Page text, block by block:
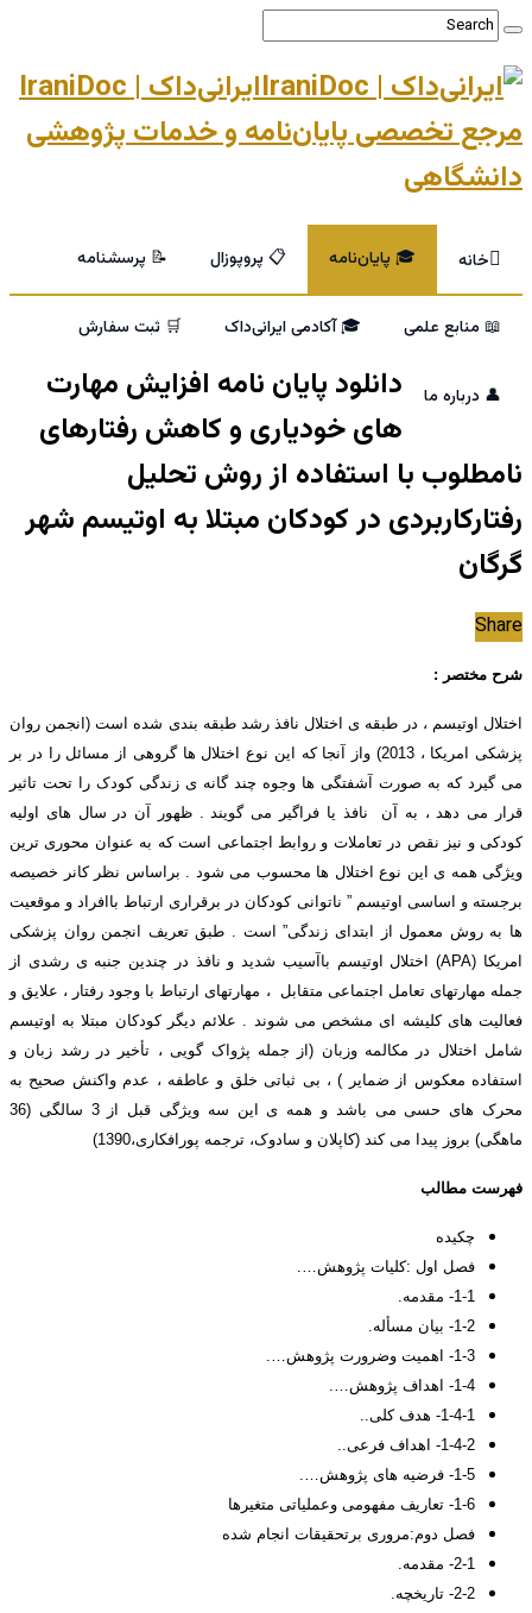
ایرانی‌داک | IraniDoc
مرجع تخصصی پایان‌نامه و خدمات پژوهشی
دانشگاهی
خانه 🎓 پایان‌نامه 📋 پروپوزال 📝 پرسشنامه
📖 منابع علمی 🎓 آکادمی ایرانی‌داک 🛒 ثبت سفارش
👤 درباره ما
دانلود پایان نامه افزایش مهارت
های خودیاری و کاهش رفتارهای
نامطلوب با استفاده از روش تحلیل
رفتارکاربردی در کودکان مبتلا به اوتیسم شهر
گرگان
Share
شرح مختصر :
اختلال اوتیسم ، در طبقه ی اختلال نافذ رشد طبقه بندی شده است (انجمن روان
پزشکی امریکا ، 2013) واز آنجا که این نوع اختلال ها گروهی از مسائل را در بر
می گیرد که به صورت آشفتگی ها وجوه چند گانه ی زندگی کودک را تحت تاثیر
قرار می دهد ، به آن نافذ یا فراگیر می گویند . ظهور آن در سال های اولیه
کودکی و نیز نقص در تعاملات و روابط اجتماعی است که به عنوان محوری ترین
ویژگی همه ی این نوع اختلال ها محسوب می شود . براساس نظر کانر خصیصه
برجسته و اساسی اوتیسم ” ناتوانی کودکان در برقراری ارتباط باافراد و موقعیت
ها به روش معمول از ابتدای زندگی” است . طبق تعریف انجمن روان پزشکی
امریکا (APA) اختلال اوتیسم باآسیب شدید و نافذ در چندین جنبه ی رشدی از
جمله مهارتهای تعامل اجتماعی متقابل ، مهارتهای ارتباط با وجود رفتار ، علایق و
فعالیت های کلیشه ای مشخص می شوند . علائم دیگر کودکان مبتلا به اوتیسم
شامل اختلال در مکالمه وزبان (از جمله پژواک گویی ، تأخیر در رشد زبان و
استفاده معکوس از ضمایر ) ، بی ثباتی خلق و عاطفه ، عدم واکنش صحیح به
محرک های حسی می باشد و همه ی این سه ویژگی قبل از 3 سالگی (36
ماهگی) بروز پیدا می کند (کاپلان و سادوک، ترجمه پورافکاری،1390)
فهرست مطالب
چکیده
فصل اول :کلیات پژوهش….
1-1- مقدمه.
1-2- بیان مسأله.
1-3- اهمیت وضرورت پژوهش….
1-4- اهداف پژوهش….
1-4-1- هدف کلی..
1-4-2- اهداف فرعی..
1-5- فرضیه های پژوهش….
1-6- تعاریف مفهومی وعملیاتی متغیرها
فصل دوم:مروری برتحقیقات انجام شده
2-1- مقدمه.
2-2- تاریخچه.